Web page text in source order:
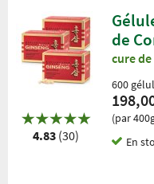
4.83 (30)
de
cure
600
(par
En